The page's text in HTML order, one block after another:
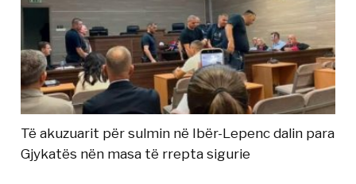
Të akuzuarit për sulmin në Ibër-Lepenc dalin para
Gjykatës nën masa të rrepta sigurie